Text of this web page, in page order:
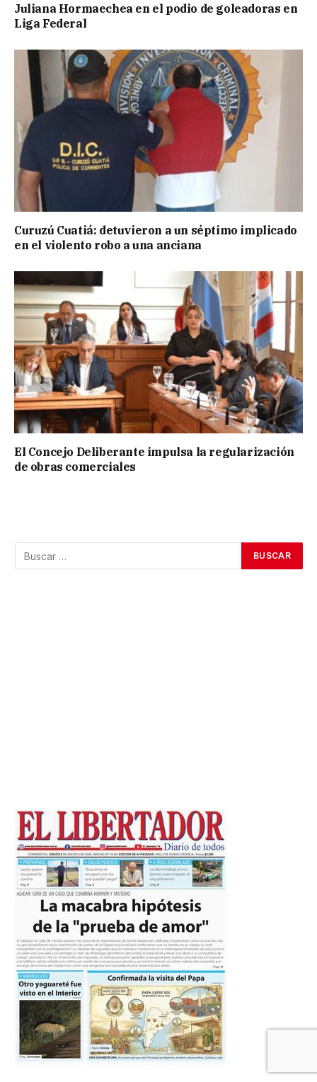
Juliana Hormaechea en el podio de goleadoras en
Liga Federal
Curuzú Cuatiá: detuvieron a un séptimo implicado
en el violento robo a una anciana
El Concejo Deliberante impulsa la regularización
de obras comerciales